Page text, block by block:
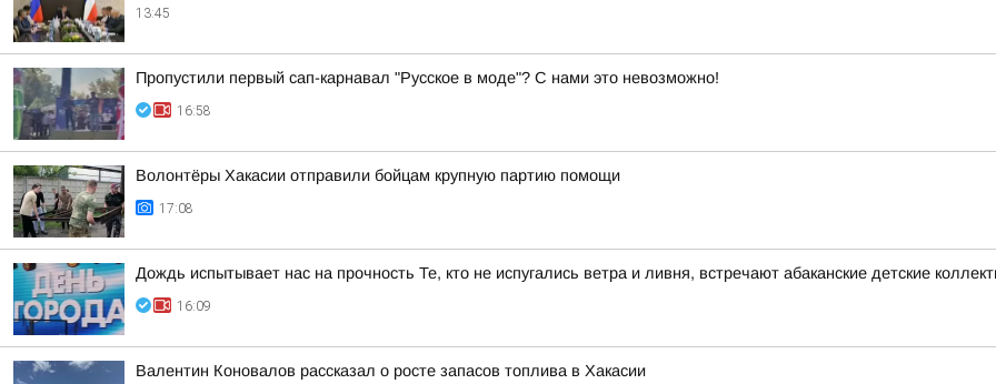
13:45
Пропустили первый сап-карнавал "Русское в моде"? С нами это невозможно!
16:58
Волонтёры Хакасии отправили бойцам крупную партию помощи
17:08
Дождь испытывает нас на прочность Те, кто не испугались ветра и ливня, встречают абаканские детские
16:09
Валентин Коновалов рассказал о росте запасов топлива в Хакасии